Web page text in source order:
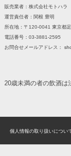
販売業者：株式会社モトハラ
運営責任者：関根 豊明
所在地：〒120-0041 東京都
電話番号：03-3881-2595
お問合せメールアドレス：
20歳未満の者の飲酒は
個人情報の取り扱いについ